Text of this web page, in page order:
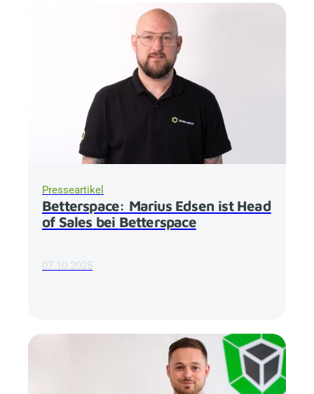
Presseartikel
Betterspace: Marius Edsen ist Head
of Sales bei Betterspace
07.10.2025